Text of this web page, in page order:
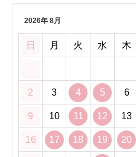
2026年 8月
日 月 火 水 木
2 3 4 5 6
9 10 11 12 13
16 17 18 19 20